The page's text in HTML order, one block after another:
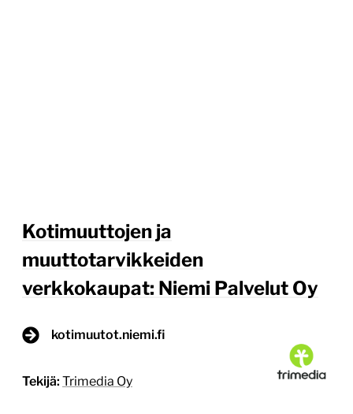
Kotimuuttojen ja
muuttotarvikkeiden
verkkokaupat: Niemi Palvelut Oy
kotimuutot.niemi.fi
Tekijä: Trimedia Oy